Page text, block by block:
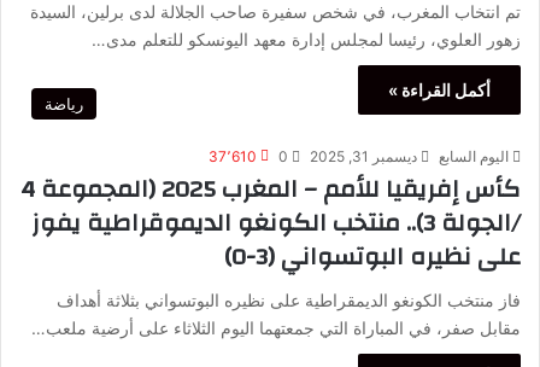
تم انتخاب المغرب، في شخص سفيرة صاحب الجلالة لدى برلين، السيدة
زهور العلوي، رئيسا لمجلس إدارة معهد اليونسكو للتعلم مدى…
أكمل القراءة »
رياضة
اليوم السابع ديسمبر 31, 2025 0 37٬610
كأس إفريقيا للأمم – المغرب 2025 (المجموعة 4
/الجولة 3).. منتخب الكونغو الديموقراطية يفوز
على نظيره البوتسواني (3-0)
فاز منتخب الكونغو الديمقراطية على نظيره البوتسواني بثلاثة أهداف
مقابل صفر، في المباراة التي جمعتهما اليوم الثلاثاء على أرضية ملعب…